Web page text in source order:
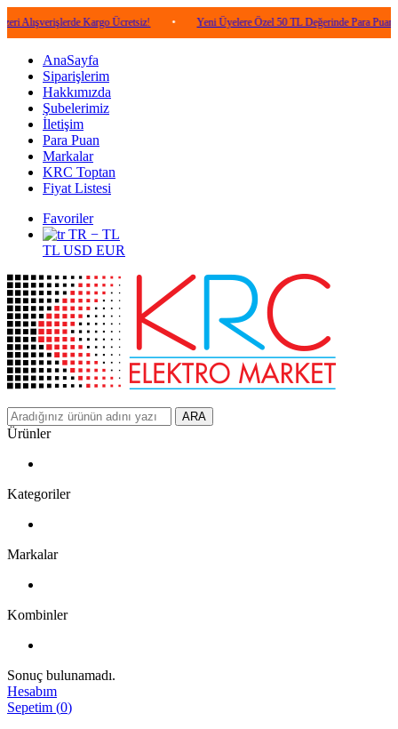
Kargo Ücretsiz! • Yeni Üyelere Özel 50 TL Değerinde Para Puan! •
AnaSayfa
Siparişlerim
Hakkımızda
Şubelerimiz
İletişim
Para Puan
Markalar
KRC Toptan
Fiyat Listesi
Favoriler
TR − TL
TL USD EUR
ARA
Ürünler
Kategoriler
Markalar
Kombinler
Sonuç bulunamadı.
Hesabım
Sepetim (0)